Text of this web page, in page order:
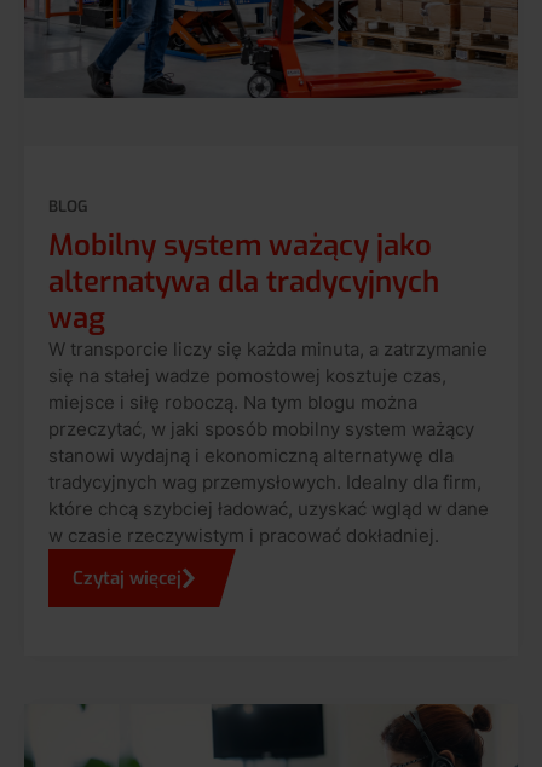
BLOG
Mobilny system ważący jako
alternatywa dla tradycyjnych
wag
W transporcie liczy się każda minuta, a zatrzymanie
się na stałej wadze pomostowej kosztuje czas,
miejsce i siłę roboczą. Na tym blogu można
przeczytać, w jaki sposób mobilny system ważący
stanowi wydajną i ekonomiczną alternatywę dla
tradycyjnych wag przemysłowych. Idealny dla firm,
które chcą szybciej ładować, uzyskać wgląd w dane
w czasie rzeczywistym i pracować dokładniej.
Czytaj więcej